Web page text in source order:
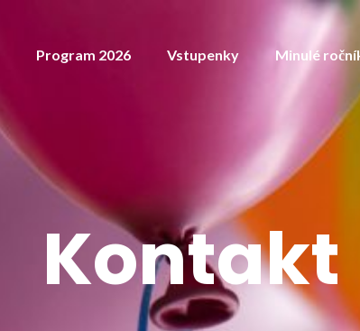
Program 2026 Vstupenky Minulé
Kontakt